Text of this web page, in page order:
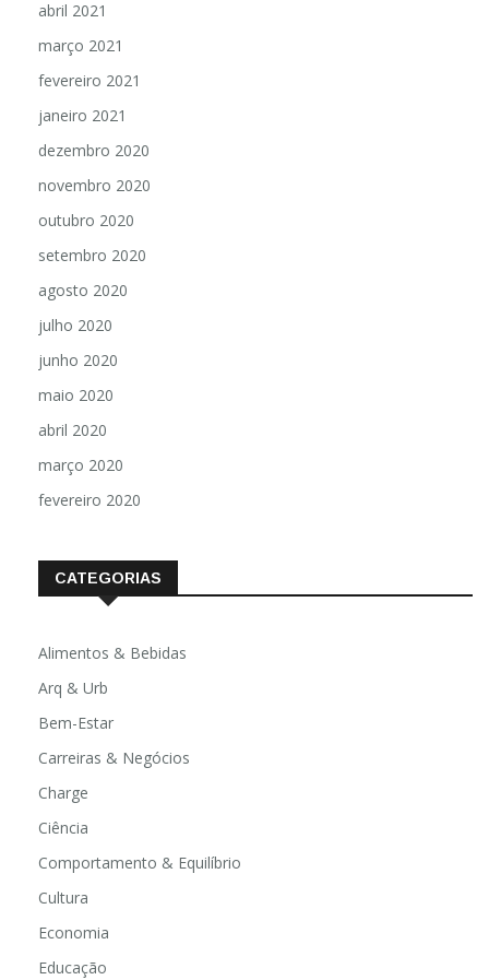
abril 2021
março 2021
fevereiro 2021
janeiro 2021
dezembro 2020
novembro 2020
outubro 2020
setembro 2020
agosto 2020
julho 2020
junho 2020
maio 2020
abril 2020
março 2020
fevereiro 2020
CATEGORIAS
Alimentos & Bebidas
Arq & Urb
Bem-Estar
Carreiras & Negócios
Charge
Ciência
Comportamento & Equilíbrio
Cultura
Economia
Educação